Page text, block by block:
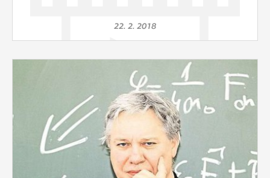
22. 2. 2018